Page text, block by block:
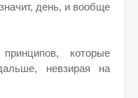
день, и вообще
которые
невзирая на